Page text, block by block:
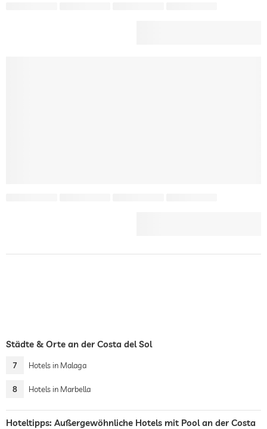
Städte & Orte an der Costa del Sol
7 Hotels in Malaga
8 Hotels in Marbella
Hoteltipps: Außergewöhnliche Hotels mit Pool an der Costa